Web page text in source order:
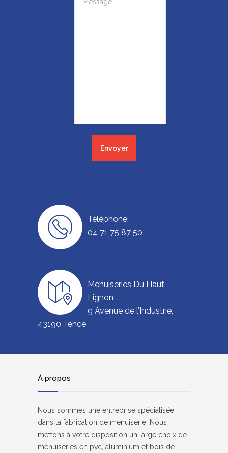
Téléphone:
04 71 75 87 50
Menuiseries Du Haut
Lignon
9 Avenue de l’Industrie,
43190 Tence
À propos
Nous sommes une entreprise spécialisée
dans la fabrication de menuiserie. Nous
mettons à votre disposition un large choix de
menuiseries en pvc, aluminium et bois de